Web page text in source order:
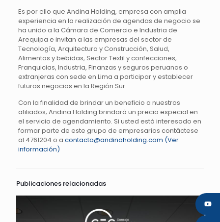
Es por ello que Andina Holding, empresa con amplia
experiencia en la realización de agendas de negocio se
ha unido a la Cámara de Comercio e Industria de
Arequipa e invitan a las empresas del sector de
Tecnología, Arquitectura y Construcción, Salud,
Alimentos y bebidas, Sector Textil y confecciones,
Franquicias, Industria, Finanzas y seguros peruanas o
extranjeras con sede en Lima a participar y establecer
futuros negocios en la Región Sur.
Con la finalidad de brindar un beneficio a nuestros
afiliados; Andina Holding brindará un precio especial en
el servicio de agendamiento. Si usted está interesado en
formar parte de este grupo de empresarios contáctese
al 4761204 o a contacto@andinaholding.com (Ver
información)
Publicaciones relacionadas